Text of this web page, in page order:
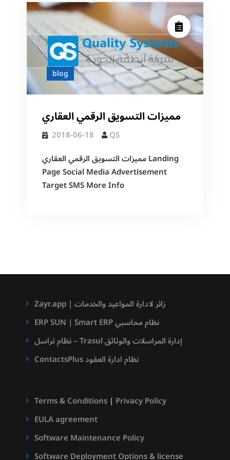
blog
مميزات التسويق الرقمي العقاري
2018-06-18
QS
مميزات التسويق الرقمي العقاري Landing
Page Social Media Advertisement
Target SMS More Info
Zayr.app | زائر لادارة المواعيد والخدمات
ERP SUN | Smart ERP نظام محاسبي
نظام تراسل – Trasul إدارة المراسلات والوثائق
ContactsPlus نظام ادارة العقود
Terms & Conditions| Privacy Policy
EULA agreement
Software Maintenance Policy
Software Deployment Options & license